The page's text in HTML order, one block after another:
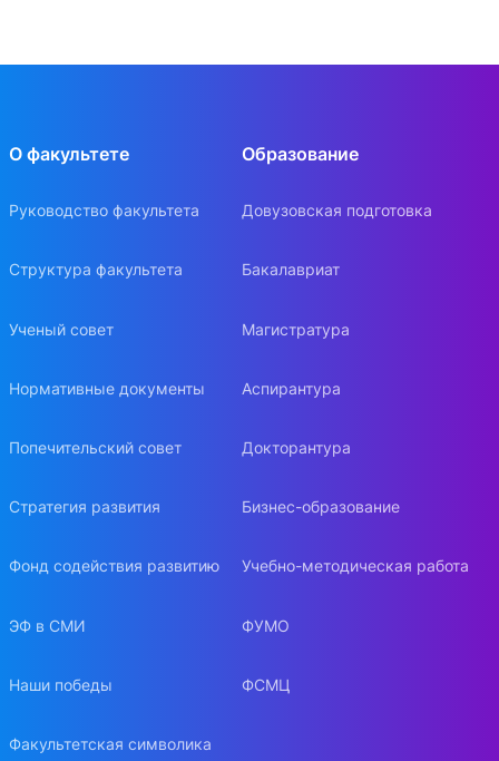
О факультете
Руководство факультета
Структура факультета
Ученый совет
Нормативные документы
Попечительский совет
Стратегия развития
Фонд содействия развитию
ЭФ в СМИ
Наши победы
Факультетская символика
Образование
Довузовская подготовка
Бакалавриат
Магистратура
Аспирантура
Докторантура
Бизнес-образование
Учебно-методическая работа
ФУМО
ФСМЦ